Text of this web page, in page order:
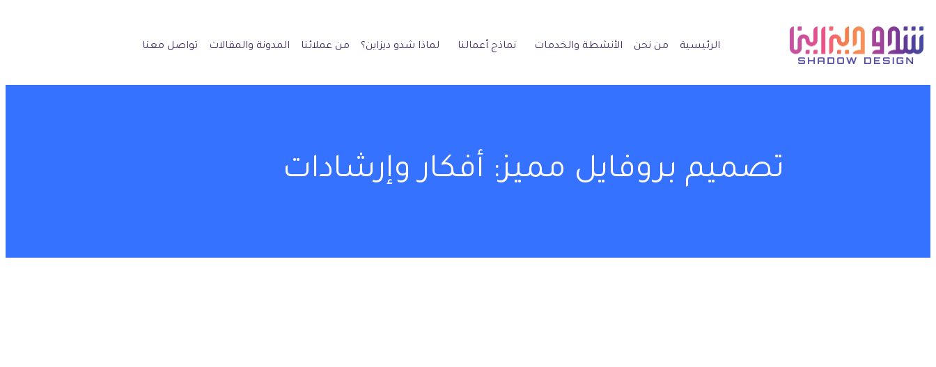
الرئيسية من نحن الأنشطة والخدمات نماذج أعمالنا لماذا شدو ديزاين؟ من عملائنا المدونة والمقالات تواصل معنا
تصميم بروفايل مميز: أفكار وإرشادات